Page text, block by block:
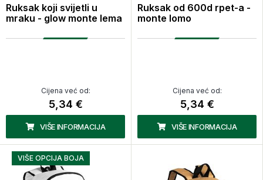
Ruksak koji svijetli u
mraku - glow monte lema
Cijena već od:
5,34 €
VIŠE INFORMACIJA
Ruksak od 600d rpet-a -
monte lomo
Cijena već od:
5,34 €
VIŠE INFORMACIJA
VIŠE OPCIJA BOJA